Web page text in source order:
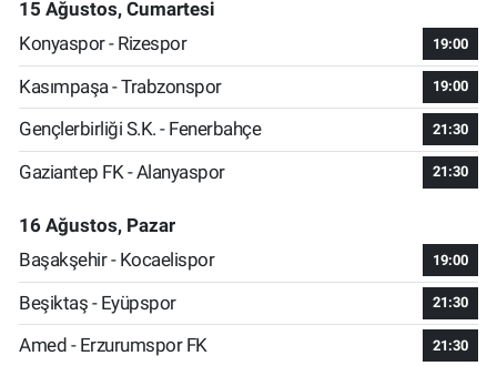
15 Ağustos, Cumartesi
Konyaspor - Rizespor
19:00
Kasımpaşa - Trabzonspor 19:00
Gençlerbirliği S.K. - Fenerbahçe 21:30
Gaziantep FK - Alanyaspor 21:30
16 Ağustos, Pazar
Başakşehir - Kocaelispor
19:00
Beşiktaş - Eyüpspor 21:30
Amed - Erzurumspor FK 21:30